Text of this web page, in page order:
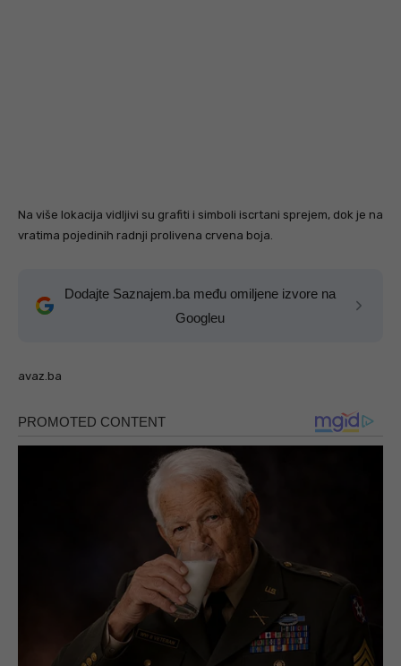
Na više lokacija vidljivi su grafiti i simboli iscrtani sprejem, dok je na
vratima pojedinih radnji prolivena crvena boja.
Dodajte Saznajem.ba među omiljene izvore na
Googleu
avaz.ba